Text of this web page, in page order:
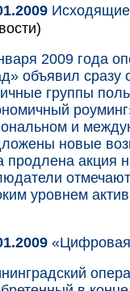
2009 года
объявил сразу
группы
и
новые
продлена акция
уровнем